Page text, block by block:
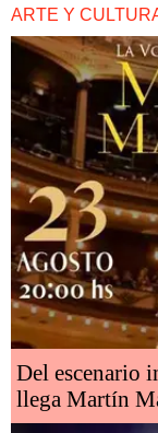
ARTE Y
Del escenario
llega Martín